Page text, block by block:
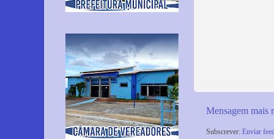
Mensagem mais
Subscrever: Enviar